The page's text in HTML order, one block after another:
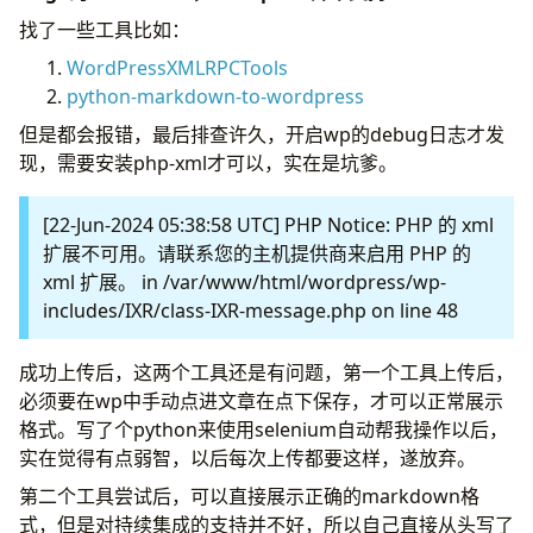
找了一些工具比如：
WordPressXMLRPCTools
python-markdown-to-wordpress
但是都会报错，最后排查许久，开启wp的debug日志才发
现，需要安装php-xml才可以，实在是坑爹。
[22-Jun-2024 05:38:58 UTC] PHP Notice: PHP 的 xml
扩展不可用。请联系您的主机提供商来启用 PHP 的
xml 扩展。 in /var/www/html/wordpress/wp-
includes/IXR/class-IXR-message.php on line 48
成功上传后，这两个工具还是有问题，第一个工具上传后，
必须要在wp中手动点进文章在点下保存，才可以正常展示
格式。写了个python来使用selenium自动帮我操作以后，
实在觉得有点弱智，以后每次上传都要这样，遂放弃。
第二个工具尝试后，可以直接展示正确的markdown格
式，但是对持续集成的支持并不好，所以自己直接从头写了